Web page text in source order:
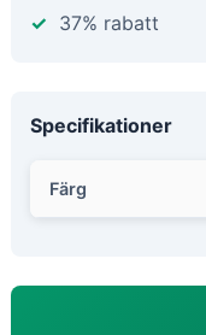
37% rabatt
Specifikationer
Färg